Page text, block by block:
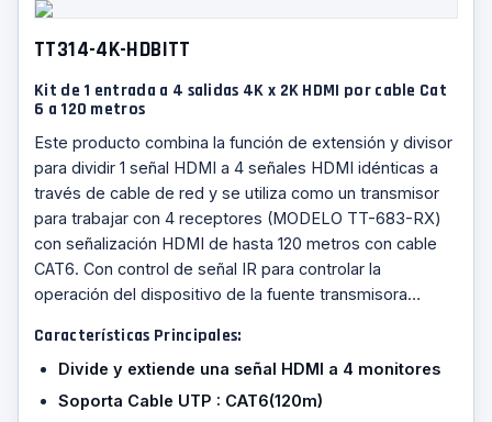
TT314-4K-HDBITT
Kit de 1 entrada a 4 salidas 4K x 2K HDMI por cable Cat
6 a 120 metros
Este producto combina la función de extensión y divisor
para dividir 1 señal HDMI a 4 señales HDMI idénticas a
través de cable de red y se utiliza como un transmisor
para trabajar con 4 receptores (MODELO TT-683-RX)
con señalización HDMI de hasta 120 metros con cable
CAT6. Con control de señal IR para controlar la
operación del dispositivo de la fuente transmisora…
Características Principales:
Divide y extiende una señal HDMI a 4 monitores
Soporta Cable UTP : CAT6(120m)